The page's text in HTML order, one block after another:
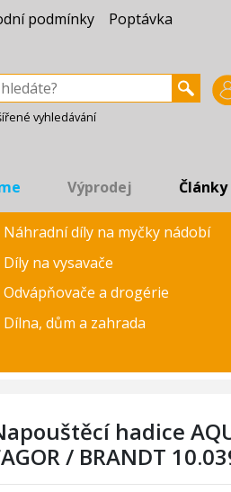
podmínky Poptávka
vyhledávání
Výprodej Články
Náhradní díly na myčky nádobí
Díly na vysavače
Odvápňovače a drogérie
Dílna, dům a zahrada
hadice
/ BRANDT